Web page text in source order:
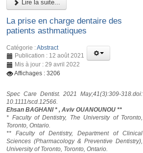
Lire la suite...
La prise en charge dentaire des
patients asthmatiques
Catégorie :Abstract
Publication : 12 août 2021
Mis à jour : 29 avril 2022
Affichages : 3206
Spec Care Dentist. 2021 May;41(3):309-318.doi:
10.1111/scd.12566.
Ehsan BAGHANI * , Aviv OUANOUNOU **
* Faculty of Dentistry, The University of Toronto,
Toronto, Ontario.
** Faculty of Dentistry, Department of Clinical
Sciences (Pharmacology & Preventive Dentistry),
University of Toronto, Toronto, Ontario.